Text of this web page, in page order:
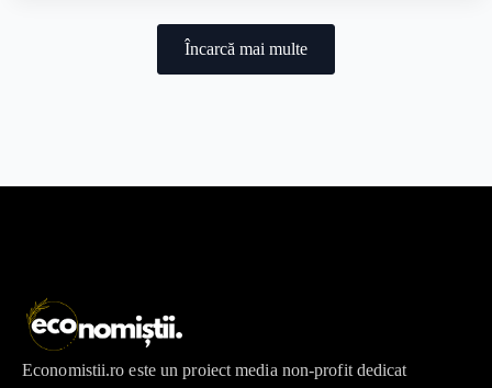
Încarcă mai multe
Economistii.ro este un proiect media non-profit dedicat